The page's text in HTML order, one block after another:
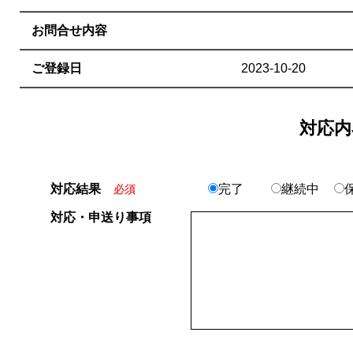
お問合せ内容
ご登録日 2023-10-20
対応
対応結果 必須 完了 継続中
対応・申送り事項